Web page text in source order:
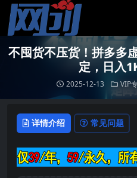
不囤货不压货！拼多多
定，日入
2025-12-13 VIP
详情介绍 常见问题